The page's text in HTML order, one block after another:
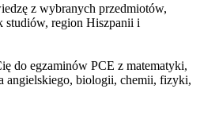
z wybranych przedmiotów,
studiów, region Hiszpanii i
do egzaminów PCE z matematyki,
angielskiego, biologii, chemii, fizyki,